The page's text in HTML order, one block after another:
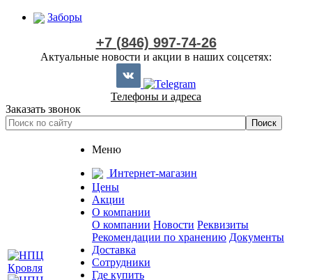
Заборы
+7 (846) 997-74-26
Актуальные новости и акции в наших соцсетях:
Телефоны и адреса
Заказать звонок
Меню
Интернет-магазин
Цены
Акции
О компании
О компании Новости Реквизиты
Рекомендации по хранению Документы
Доставка
Сотрудники
Где купить